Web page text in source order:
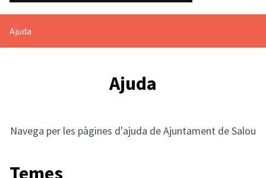
Ajuda
Ajuda
Navega per les pàgines d'ajuda de Ajuntament de Salou
Temes